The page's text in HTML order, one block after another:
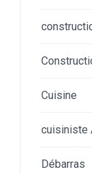
Cuisine
cuisiniste
Débarras